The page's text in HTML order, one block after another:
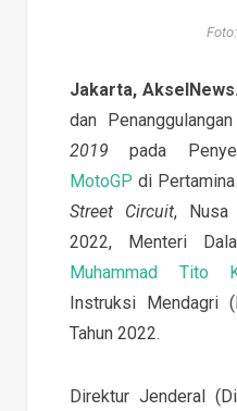
Jakarta,
dan Penanggulangan
2019pada
MotoGP di
Street Circuit, Nusa
2022, Menteri
Muhammad Tito
Instruksi Mendagri
Tahun 2022.
Direktur Jenderal